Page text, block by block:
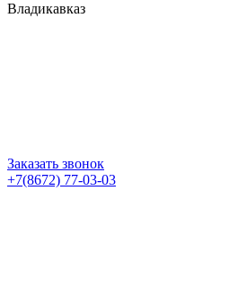
Владикавказ
Заказать звонок
+7(8672) 77-03-03